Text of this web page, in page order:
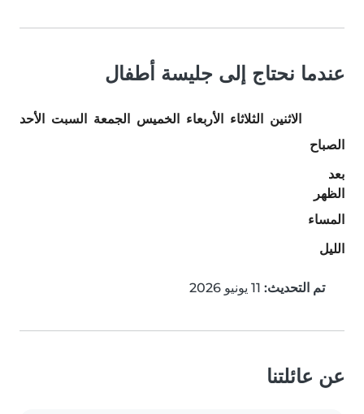
عندما نحتاج إلى جليسة أطفال
الاثنين الثلاثاء الأربعاء الخميس الجمعة السبت
الأحد
الصباح
بعد
الظهر
المساء
الليل
تم التحديث:
عن عائلتنا